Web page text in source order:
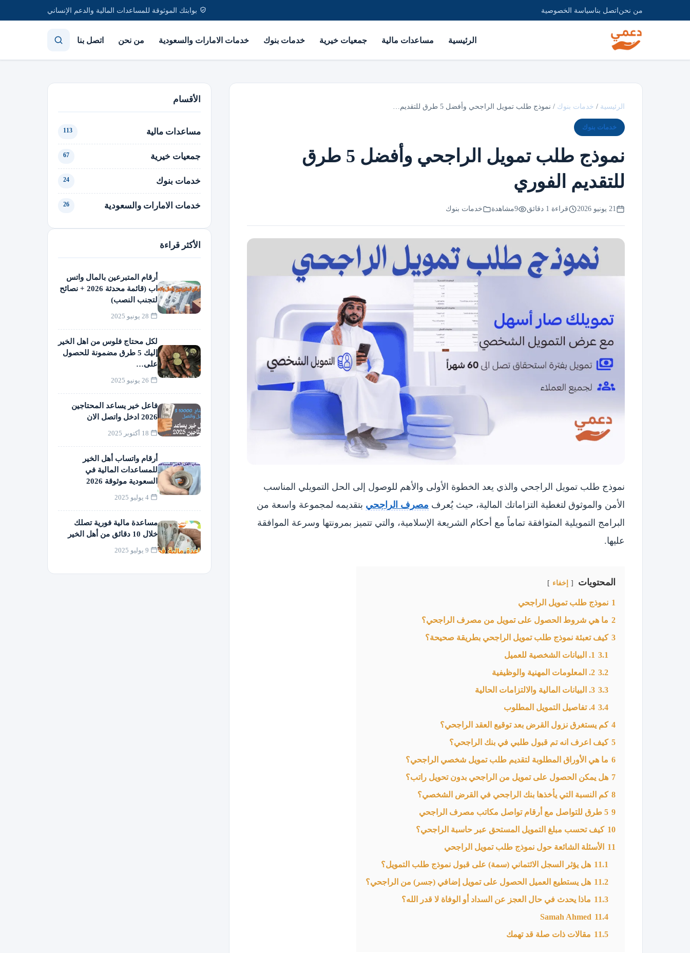
من نحناتصل بناسياسة الخصوصية بوابتك الموثوقة للمساعدات المالية والدعم الإنساني
الرئيسية مساعدات مالية جمعيات خيرية خدمات بنوك خدمات الامارات والسعودية من نحن اتصل بنا
الرئيسية / خدمات بنوك / نموذج طلب تمويل الراجحي وأفضل 5 طرق للتقديم…
خدمات بنوك
نموذج طلب تمويل الراجحي وأفضل 5 طرق
للتقديم الفوري
21 يونيو 2026 قراءة 1 دقائق 9مشاهدة خدمات بنوك
نموذج طلب تمويل الراجحي والذي يعد الخطوة الأولى والأهم للوصول إلى الحل التمويلي المناسب
الأمن والموثوق لتغطية التزاماتك المالية، حيث يُعرف مصرف الراجحي بتقديمه لمجموعة واسعة من
البرامج التمويلية المتوافقة تماماً مع أحكام الشريعة الإسلامية، والتي تتميز بمرونتها وسرعة الموافقة
عليها.
المحتويات إخفاء
1 نموذج طلب تمويل الراجحي
2 ما هي شروط الحصول على تمويل من مصرف الراجحي؟
3 كيف تعبئة نموذج طلب تمويل الراجحي بطريقة صحيحة؟
3.1 1. البيانات الشخصية للعميل
3.2 2. المعلومات المهنية والوظيفية
3.3 3. البيانات المالية والالتزامات الحالية
3.4 4. تفاصيل التمويل المطلوب
4 كم يستغرق نزول القرض بعد توقيع العقد الراجحي؟
5 كيف اعرف انه تم قبول طلبي في بنك الراجحي؟
6 ما هي الأوراق المطلوبة لتقديم طلب تمويل شخصي الراجحي؟
7 هل يمكن الحصول على تمويل من الراجحي بدون تحويل راتب؟
8 كم النسبة التي يأخذها بنك الراجحي في القرض الشخصي؟
9 5 طرق للتواصل مع أرقام تواصل مكاتب مصرف الراجحي
10 كيف تحسب مبلغ التمويل المستحق عبر حاسبة الراجحي؟
11
الأسئلة الشائعة حول نموذج طلب تمويل الراجحي
11.1 هل يؤثر السجل الائتماني (سمة) على قبول نموذج طلب التمويل؟
11.2 هل يستطيع العميل الحصول على تمويل إضافي (جسر) من الراجحي؟
11.3 ماذا يحدث في حال العجز عن السداد أو الوفاة لا قدر الله؟
11.4
Samah Ahmed
11.5 مقالات ذات صلة قد تهمك
الأقسام
مساعدات مالية 113
جمعيات خيرية 67
خدمات بنوك 24
خدمات الامارات والسعودية 26
الأكثر قراءة
أرقام المتبرعين بالمال واتس
اب (قائمة محدثة 2026 + نصائح
لتجنب النصب)
لكل محتاج فلوس من اهل الخير
إليك 5 طرق مضمونة للحصول
على…
فاعل خير يساعد المحتاجين
2026 ادخل واتصل الان
أرقام واتساب أهل الخير
للمساعدات المالية في
السعودية موثوقة 2026
مساعدة مالية فورية تصلك
خلال 10 دقائق من أهل الخير